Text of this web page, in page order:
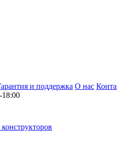
и поддержка О нас